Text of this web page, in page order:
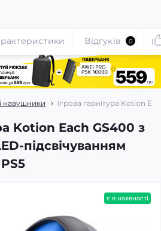
навушники Ігрова гарнітура Kotion
Kotion Each GS400 з
підсвічуванням
Відгуків 0
є в наявності